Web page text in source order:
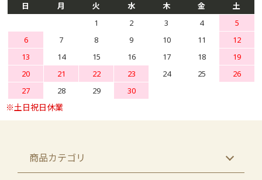
日
月 火 水 木 金
土
1
2 3 4
5
6
7 8 9 10 11
12
13
14 15 16 17 18
19
20
21 22 23 24 25
26
27
28 29 30
商品カテゴリ